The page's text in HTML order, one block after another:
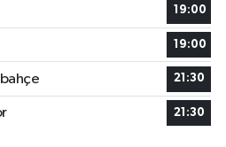
19:00
19:00
21:30
21:30